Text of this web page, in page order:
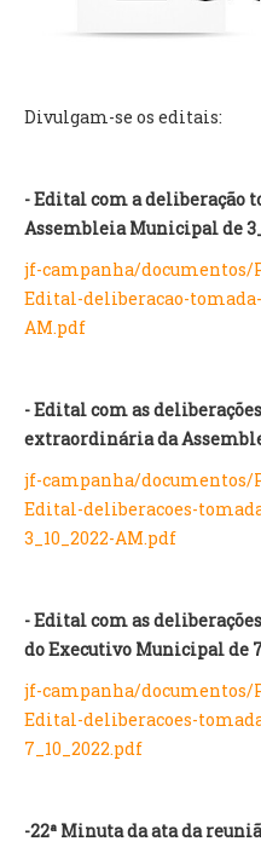
CONSTITUIÇÃO
GRAVAÇÕES DAS REUNIÕES
DOCUMENTOS
ATAS E DOCUMENTOS DA
EDITAIS
PLANO E ORÇAMENTO
RELATÓRIO E CONTAS
INVENTÁRIO
ORÇAMENTO COLABORATIVO
FUNDO DE APOIO AO
SUBVENÇÕES PÚBLICAS
SERVIÇOS
Divulgam-se os editais:
- Edital com a deliberação
Assembleia Municipal de
jf-campanha/documentos/
Edital-deliberacao-
AM.pdf
- Edital com as
extraordinária da
jf-campanha/documentos/
Edital-deliberacoes-
3_10_2022-AM.pdf
- Edital com as
do Executivo Municipal de
jf-campanha/documentos/
Edital-deliberacoes-
7_10_2022.pdf
-22ª Minuta da ata da